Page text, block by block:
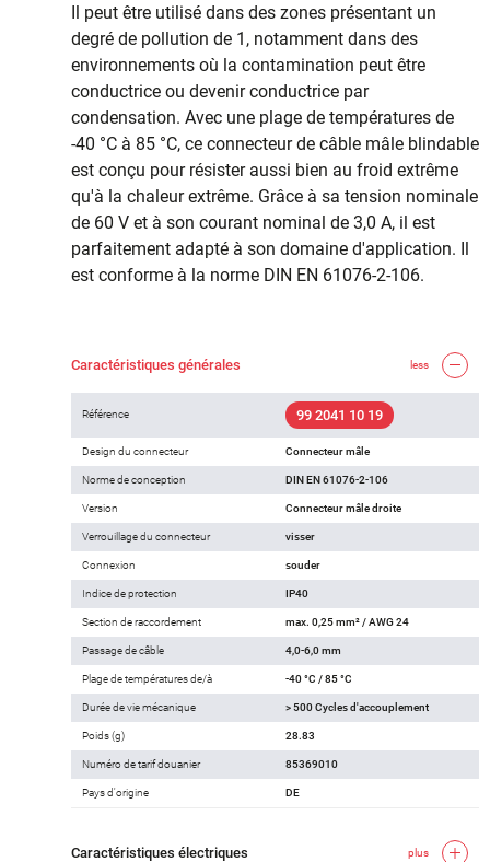
Il peut être utilisé dans des zones présentant un
degré de pollution de 1, notamment dans des
environnements où la contamination peut être
conductrice ou devenir conductrice par
condensation. Avec une plage de températures de
-40 °C à 85 °C, ce connecteur de câble mâle blindable
est conçu pour résister aussi bien au froid extrême
qu'à la chaleur extrême. Grâce à sa tension nominale
de 60 V et à son courant nominal de 3,0 A, il est
parfaitement adapté à son domaine d'application. Il
est conforme à la norme DIN EN 61076-2-106.
Caractéristiques générales less
Référence 99 2041 10 19
Design du connecteur Connecteur mâle
Norme de conception DIN EN 61076-2-106
Version Connecteur mâle droite
Verrouillage du connecteur visser
Connexion souder
Indice de protection IP40
Section de raccordement max. 0,25 mm² / AWG 24
Passage de câble 4,0-6,0 mm
Plage de températures de/à -40 °C / 85 °C
Durée de vie mécanique > 500 Cycles d'accouplement
Poids (g) 28.83
Numéro de tarif douanier 85369010
Pays d'origine DE
Caractéristiques électriques plus